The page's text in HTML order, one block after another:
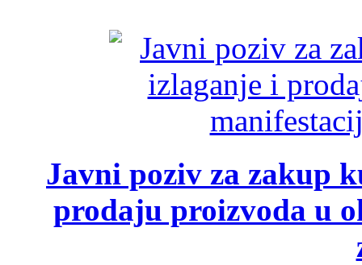
Javni poziv za zakup
prodaju proizvoda u